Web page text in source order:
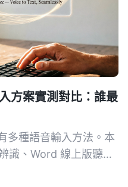
方案實測對比：誰最
多種語音輸入方法。本
識、Word 線上版聽寫